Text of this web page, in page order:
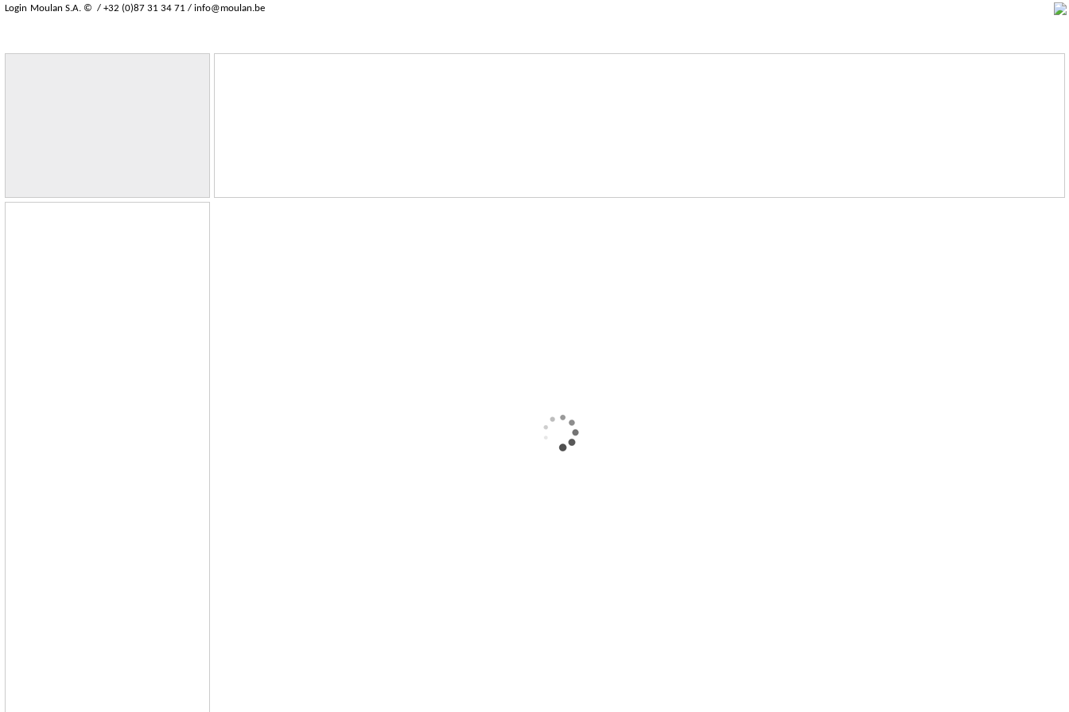
Login Moulan S.A. © / +32 (0)87 31 34 71 / info@moulan.be